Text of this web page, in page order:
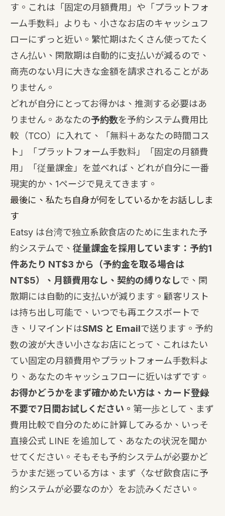
す。これは「固定の月額費用」や「プラットフォ
ーム手数料」よりも、小さなお店のキャッシュフ
ローにずっと近い。繁忙期はたくさん使ってたく
さん払い、閑散期は自動的に支払いが減るので、
商売のない月に大きな金額を請求されることがあ
りません。
どれが自分にとってお得かは、推測する必要はあ
りません。あなたの予約数を予約システム費用比
較（TCO） に入れて、「無料＋あなたの時間コス
ト」「プラットフォーム手数料」「固定の月額費
用」「従量課金」を並べれば、どれが自分に一番
現実的か、1ページで見えてきます。
最後に、私たち自身が何をしているかをお話ししま
す
Eatsy は台湾で独立系飲食店のために生まれた予
約システムで、 従量課金を採用しています：予約1
件あたり NT$3 から（予約金を取る場合は
NT$5）、月額費用なし、契約の縛りなしで、閑
散期には自動的に支払いが減ります。顧客リスト
は持ち出し可能で、いつでも再エクスポートで
き、リマインドはSMS と Emailで送ります。予約
数の波が大きい小さなお店にとって、これはたい
てい固定の月額費用やプラットフォーム手数料よ
り、あなたのキャッシュフローに近いはずです。
お得かどうかをまず確かめたい方は、カード登録
不要で7日間お試しください。 第一歩として、まず
費用比較で自分のために計算してみるか、いっそ
直接公式 LINE を追加 して、あなたの状況を聞か
せてください。そもそも予約システムが必要かど
うかまだ迷っている方は、まず〈なぜ飲食店に予
約システムが必要なのか〉をお読みください。